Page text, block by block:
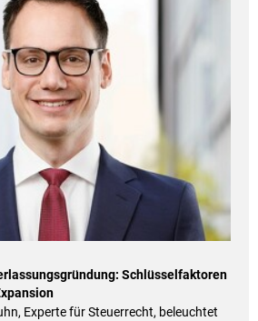
Schlüsselfaktoren
Experte für Steuerrecht, beleuchtet